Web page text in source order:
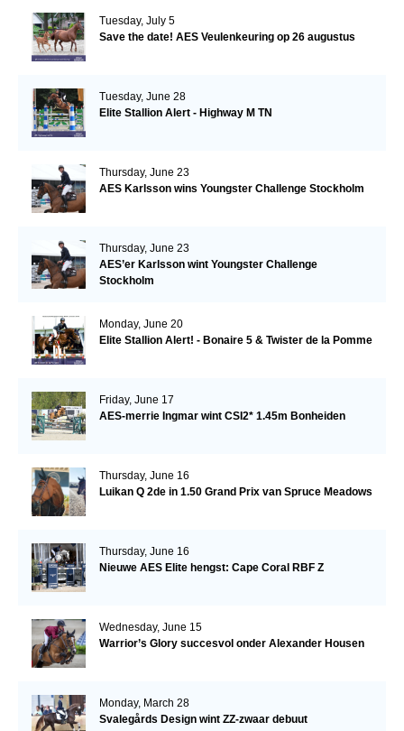
Tuesday, July 5
Save the date! AES Veulenkeuring op 26 augustus
Tuesday, June 28
Elite Stallion Alert - Highway M TN
Thursday, June 23
AES Karlsson wins Youngster Challenge Stockholm
Thursday, June 23
AES’er Karlsson wint Youngster Challenge
Stockholm
Monday, June 20
Elite Stallion Alert! - Bonaire 5 & Twister de la Pomme
Friday, June 17
AES-merrie Ingmar wint CSI2* 1.45m Bonheiden
Thursday, June 16
Luikan Q 2de in 1.50 Grand Prix van Spruce Meadows
Thursday, June 16
Nieuwe AES Elite hengst: Cape Coral RBF Z
Wednesday, June 15
Warrior’s Glory succesvol onder Alexander Housen
Monday, March 28
Svalegårds Design wint ZZ-zwaar debuut